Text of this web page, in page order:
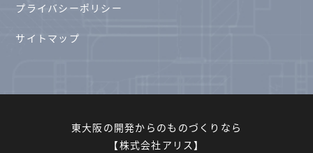
プライバシーポリシー
サイトマップ
東大阪の開発からのものづくりなら
【株式会社アリス】